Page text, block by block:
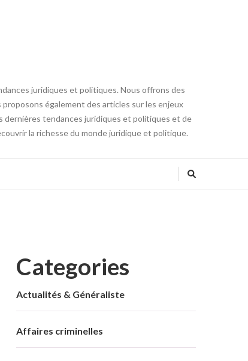
juridiques et politiques. Nous offrons des
également des articles sur les enjeux
dernières tendances juridiques et politiques et de
la richesse du monde juridique et politique.
Categories
Actualités & Généraliste
Affaires criminelles